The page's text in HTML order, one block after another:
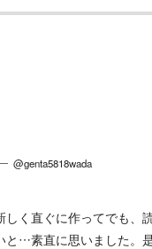
@genta5818wada
しく直ぐに作ってでも、
と…素直に思いました。